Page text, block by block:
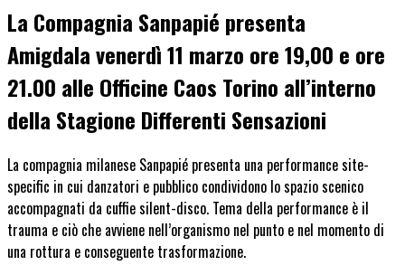
La Compagnia Sanpapié presenta
Amigdalavenerdì 11 marzo ore19,00 e ore
21.00 alle Officine Caos Torino all’interno
della Stagione Differenti Sensazioni
La compagnia milanese Sanpapié presenta una performance site-
specific in cui danzatori e pubblico condividono lo spazio scenico
accompagnati da cuffie silent-disco. Tema della performance è il
trauma e ciò che avviene nell’organismo nel punto e nel momento di
una rottura e conseguente trasformazione.